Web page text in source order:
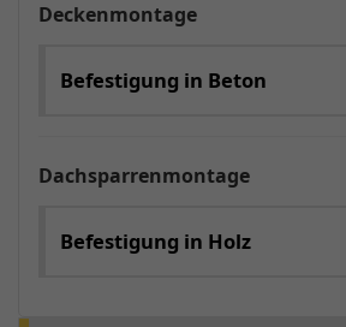
Deckenmontage
Befestigung in Beton
Dachsparrenmontage
Befestigung in Holz